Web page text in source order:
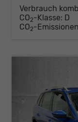
Verbrauch
CO2-Klasse: D
CO2-